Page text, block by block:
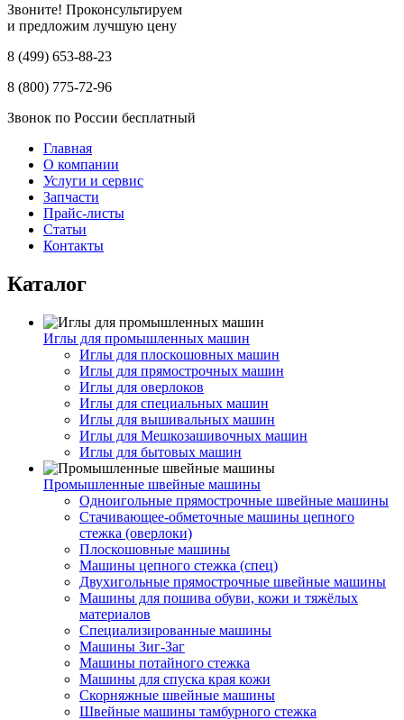
Звоните! Проконсультируем
и предложим лучшую цену
8 (499) 653-88-23
8 (800) 775-72-96
Звонок по России бесплатный
Главная
О компании
Услуги и сервис
Запчасти
Прайс-листы
Статьи
Контакты
Каталог
Иглы для промышленных машин
Иглы для плоскошовных машин
Иглы для прямострочных машин
Иглы для оверлоков
Иглы для специальных машин
Иглы для вышивальных машин
Иглы для Мешкозашивочных машин
Иглы для бытовых машин
Промышленные швейные машины
Одноигольные прямострочные швейные машины
Стачивающее-обметочные машины цепного
стежка (оверлоки)
Плоскошовные машины
Машины цепного стежка (спец)
Двухигольные прямострочные швейные машины
Машины для пошива обуви, кожи и тяжёлых
материалов
Специализированные машины
Машины Зиг-Заг
Машины потайного стежка
Машины для спуска края кожи
Скорняжные швейные машины
Швейные машины тамбурного стежка